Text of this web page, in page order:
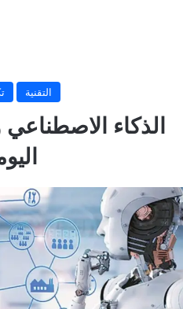
التقنية
الذكاء الاصطناعي